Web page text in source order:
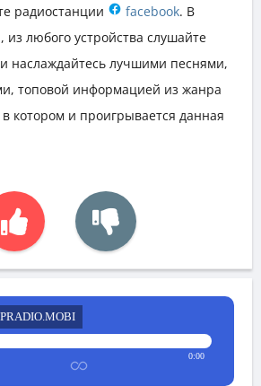
радиостанции
facebook. В
любого устройства слушайте
и наслаждайтесь лучшими песнями,
топовой информацией из жанра
в котором и проигрывается данная
0:00